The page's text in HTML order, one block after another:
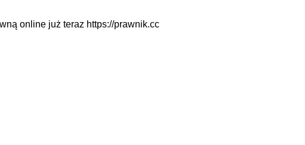
online już teraz https://prawnik.cc